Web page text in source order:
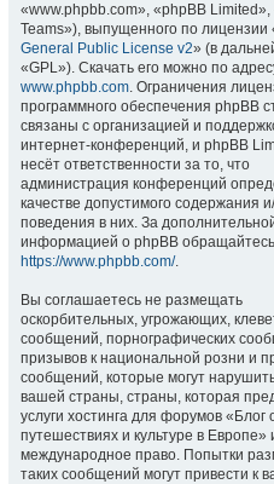
«www.phpbb.com», «phpBB
Teams»), выпущенного по лицензии
General Public License v2» (в
«GPL»). Скачать его можно по
www.phpbb.com. Ограничения
программного обеспечения phpBB
связаны с организацией и
интернет-конференций, и phpBB
несёт ответственности за то, что
администрация конференций
качестве допустимого содержания
поведения в них. За
информацией о phpBB
https://www.phpbb.com/.
Вы соглашаетесь не размещать
оскорбительных, угрожающих,
сообщений, порнографических
призывов к национальной розни и
сообщений, которые могут
вашей страны, страны, которая
услуги хостинга для форумов «Блог
путешествиях и культуре в Европе»
международное право. Попытки
таких сообщений могут привести к